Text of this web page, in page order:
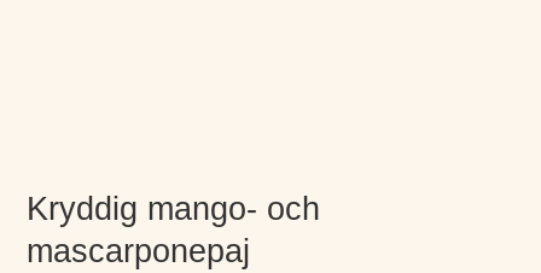
Kryddig mango- och
mascarponepaj